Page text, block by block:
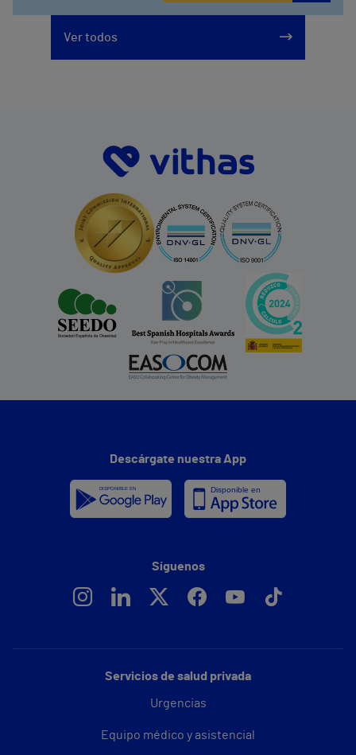
Ver todos
Servicios de salud privada
Urgencias
Equipo médico y asistencial
Descárgate nuestra App
Síguenos